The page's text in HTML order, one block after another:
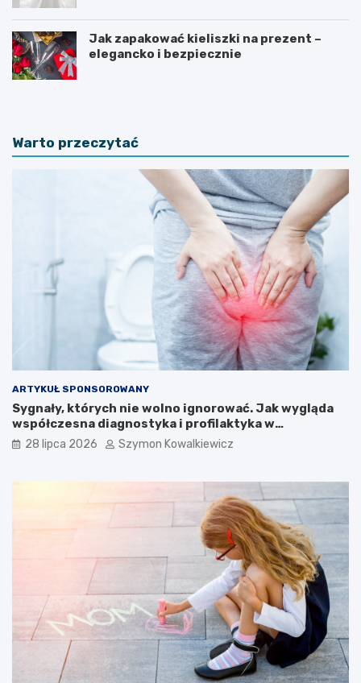
Jak zapakować kieliszki na prezent –
elegancko i bezpiecznie
Warto przeczytać
ARTYKUŁ SPONSOROWANY
Sygnały, których nie wolno ignorować. Jak wygląda
współczesna diagnostyka i profilaktyka w
proktologii?
28 lipca 2026 Szymon Kowalkiewicz